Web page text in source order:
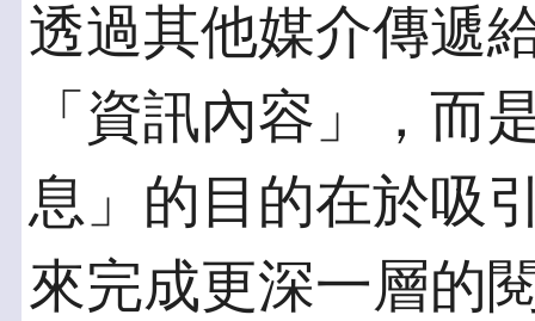
透過其他媒介傳遞
「資訊內容」，而
息」的目的在於吸
來完成更深一層的